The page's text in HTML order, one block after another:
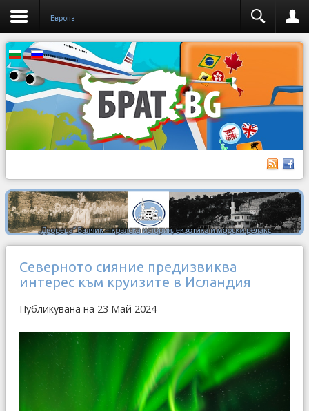
Европа
Северното сияние предизвиква
интерес към круизите в Исландия
Публикувана на 23 Май 2024